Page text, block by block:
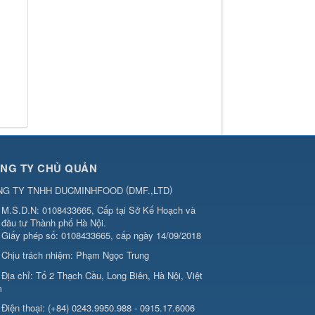
TY CHỦ QUẢN
TY TNHH DUCMINHFOOD (DMF.,LTD)
M.S.D.N: 0108433665, Cấp tại Sở Kế Hoạch và
đầu tư Thành phố Hà Nội.
Giấy phép số: 0108433665, cấp ngày 14/09/2018
Chịu trách nhiệm: Phạm Ngọc Trung
Địa chỉ: Tổ 2 Thạch Cầu, Long Biên, Hà Nội, Việt
Điện thoại: (+84) 0243.9950.988 - 0915.17.6006